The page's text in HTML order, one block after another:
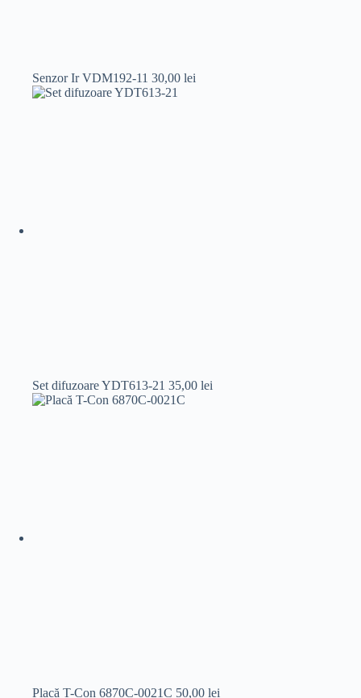
Senzor Ir VDM192-11 30,00 lei
Set difuzoare YDT613-21 35,00 lei
Placă T-Con 6870C-0021C 50,00 lei